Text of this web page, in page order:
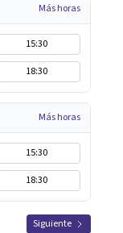
Más horas
15:30
18:30
Más horas
15:30
18:30
Siguiente